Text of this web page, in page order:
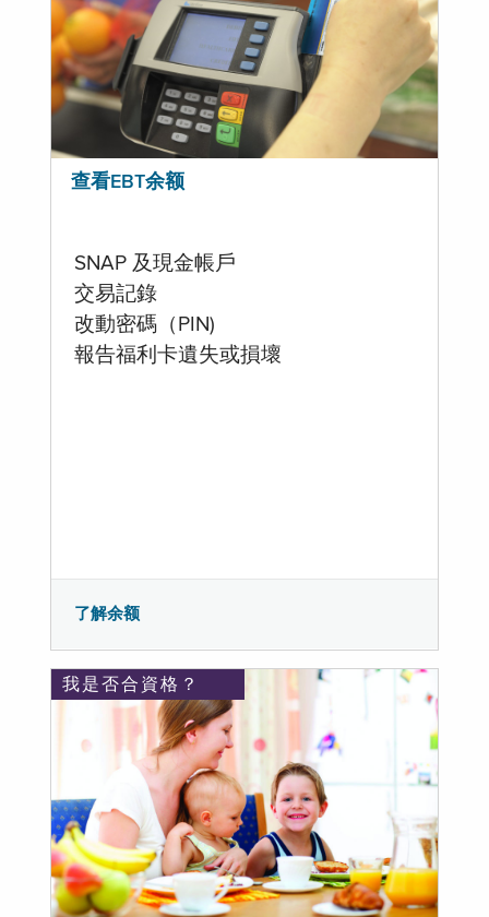
查看EBT余额
SNAP 及現金帳戶
交易記錄
改動密碼（PIN)
報告福利卡遺失或損壞
了解余额
我是否合資格？